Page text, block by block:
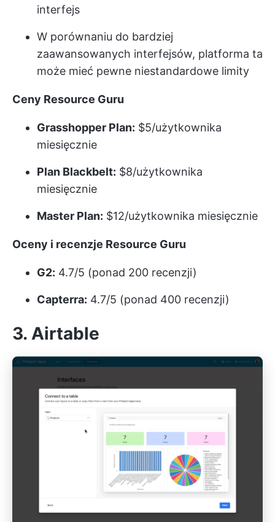
interfejs
W porównaniu do bardziej
zaawansowanych interfejsów, platforma ta
może mieć pewne niestandardowe limity
Ceny Resource Guru
Grasshopper Plan: $5/użytkownika
miesięcznie
Plan Blackbelt: $8/użytkownika
miesięcznie
Master Plan: $12/użytkownika miesięcznie
Oceny i recenzje Resource Guru
G2: 4.7/5 (ponad 200 recenzji)
Capterra: 4.7/5 (ponad 400 recenzji)
3. Airtable